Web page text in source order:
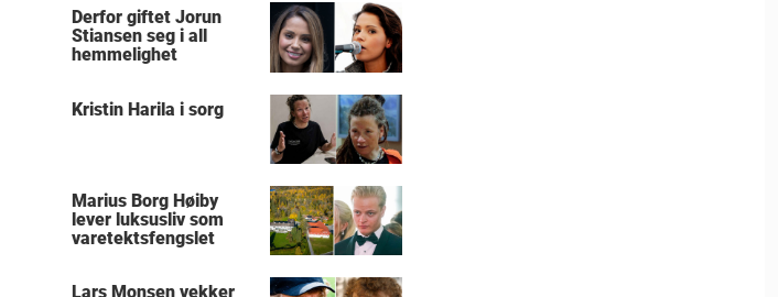
Derfor giftet Jorun
Stiansen seg i all
hemmelighet
Kristin Harila i sorg
Marius Borg Høiby
lever luksusliv som
varetektsfengslet
Lars Monsen vekker